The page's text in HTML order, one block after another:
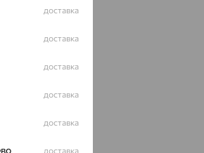
доставка
доставка
доставка
доставка
доставка
доставка